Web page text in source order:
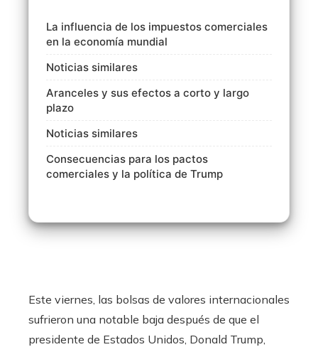
La influencia de los impuestos comerciales
en la economía mundial
Noticias similares
Aranceles y sus efectos a corto y largo
plazo
Noticias similares
Consecuencias para los pactos
comerciales y la política de Trump
Este viernes, las bolsas de valores internacionales
sufrieron una notable baja después de que el
presidente de Estados Unidos, Donald Trump,